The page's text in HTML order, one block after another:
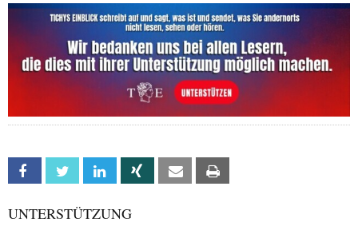
Facebook Twitter Linkedin Xing Email
UNTERSTÜTZUNG